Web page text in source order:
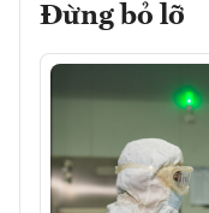
Đừng bỏ lỡ